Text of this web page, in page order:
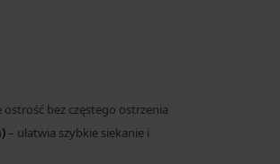
ostrość bez częstego ostrzenia
– ułatwia szybkie siekanie i